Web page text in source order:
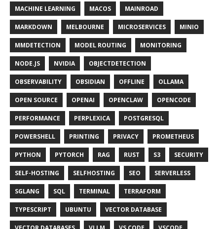
MACHINE LEARNING MACOS MAINROAD
MARKDOWN MELBOURNE MICROSERVICES MINIO
MMDETECTION MODEL ROUTING MONITORING
NODE.JS NVIDIA OBJECTDETECTION
OBSERVABILITY OBSIDIAN OFFLINE OLLAMA
OPEN SOURCE OPENAI OPENCLAW OPENCODE
PERFORMANCE PERPLEXICA POSTGRESQL
POWERSHELL PRINTING PRIVACY PROMETHEUS
PYTHON PYTORCH RAG RUST S3 SECURITY
SELF-HOSTING SELFHOSTING SEO SERVERLESS
SGLANG SQL TERMINAL TERRAFORM
TYPESCRIPT UBUNTU VECTOR DATABASE